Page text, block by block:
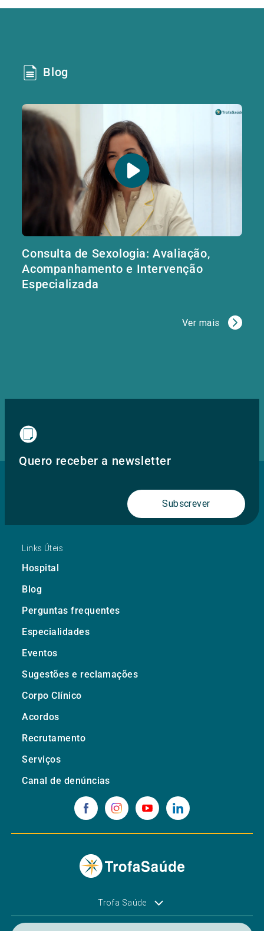
Blog
Consulta de Sexologia: Avaliação,
Acompanhamento e Intervenção
Especializada
Ver mais
Quero receber a newsletter
Subscrever
Links Úteis
Hospital
Blog
Perguntas frequentes
Especialidades
Eventos
Sugestões e reclamações
Corpo Clínico
Acordos
Recrutamento
Serviços
Canal de denúncias
Trofa Saúde